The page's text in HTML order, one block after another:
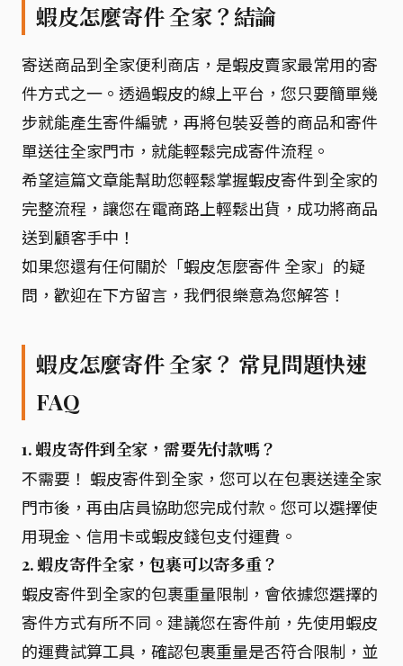
蝦皮怎麼寄件 全家？結論
寄送商品到全家便利商店，是蝦皮賣家最常用的寄
件方式之一。透過蝦皮的線上平台，您只要簡單幾
步就能產生寄件編號，再將包裝妥善的商品和寄件
單送往全家門市，就能輕鬆完成寄件流程。
希望這篇文章能幫助您輕鬆掌握蝦皮寄件到全家的
完整流程，讓您在電商路上輕鬆出貨，成功將商品
送到顧客手中！
如果您還有任何關於「蝦皮怎麼寄件 全家」的疑
問，歡迎在下方留言，我們很樂意為您解答！
蝦皮怎麼寄件 全家？ 常見問題快速
FAQ
1. 蝦皮寄件到全家，需要先付款嗎？
不需要！ 蝦皮寄件到全家，您可以在包裹送達全家
門市後，再由店員協助您完成付款。您可以選擇使
用現金、信用卡或蝦皮錢包支付運費。
2. 蝦皮寄件全家，包裹可以寄多重？
蝦皮寄件到全家的包裹重量限制，會依據您選擇的
寄件方式有所不同。建議您在寄件前，先使用蝦皮
的運費試算工具，確認包裹重量是否符合限制，並